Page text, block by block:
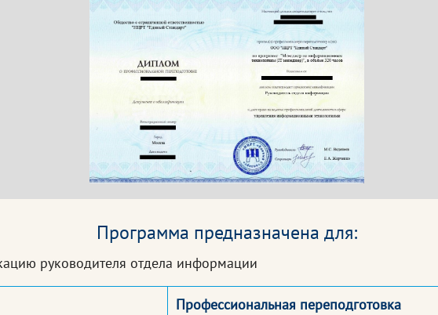
Программа предназначена для:
руководителя отдела информации
Профессиональная переподготовка